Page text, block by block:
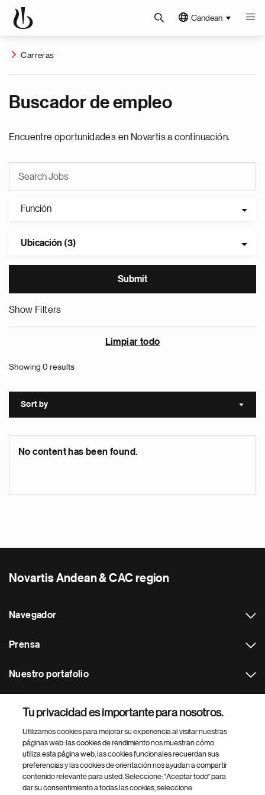
Candean
Carreras
Buscador de empleo
Encuentre oportunidades en Novartis a continuación.
Función
Ubicación (3)
Show Filters
Limpiar todo
Showing 0 results
Sort by Sort
No content has been found.
Novartis Andean & CAC region
Navegador
Prensa
Nuestro portafolio
Footer Site Search
Tu privacidad es importante para nosotros.
Utilizamos cookies para mejorar su experiencia al visitar nuestras
páginas web: las cookies de rendimiento nos muestran cómo
utiliza esta página web, las cookies funcionales recuerdan sus
preferencias y las cookies de orientación nos ayudan a compartir
contenido relevante para usted. Seleccione: "Aceptar todo" para
dar su consentimiento a todas las cookies, seleccione